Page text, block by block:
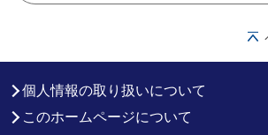
個人情報の取り扱いについて
このホームページについて